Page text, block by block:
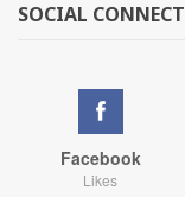
SOCIAL CONNECT
Facebook
Likes